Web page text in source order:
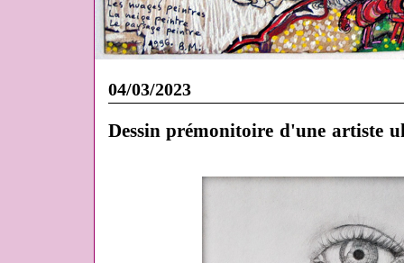
04/03/2023
Dessin prémonitoire d'une artiste